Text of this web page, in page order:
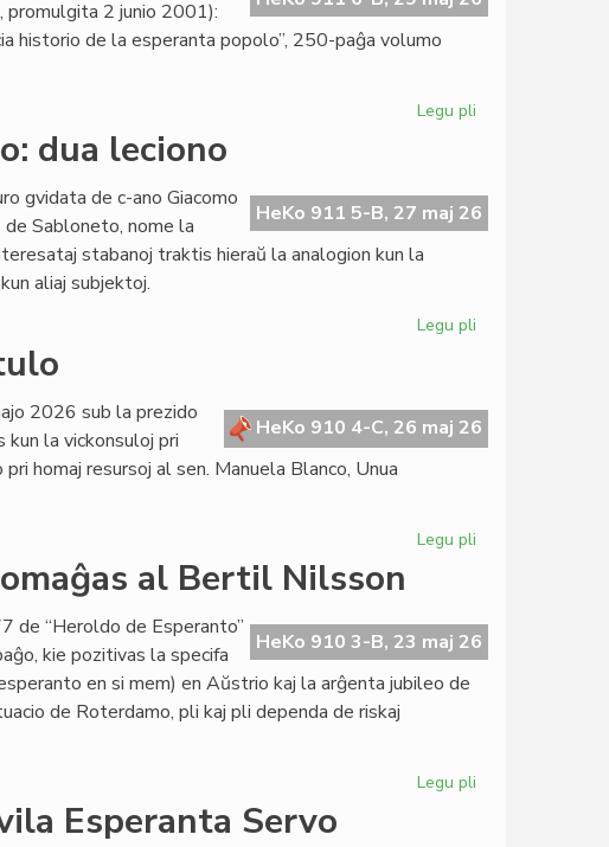
2 junio 2001):
historio de la esperanta popolo”, 250-paĝa volumo
Legu pli
de
la
dua leciono
HeKo 911 5-B, 27 maj 26
gvidata de c-ano Giacomo
Sabloneto, nome la
stabanoj traktis hieraŭ la analogion kun la
aliaj subjektoj.
Legu pli
juro:
dua
HeKo 910 4-C, 26 maj 26
2026 sub la prezido
la vickonsuloj pri
homaj resursoj al sen. Manuela Blanco, Unua
Legu pli
la
Kapitulo
al Bertil Nilsson
HeKo 910 3-B, 23 maj 26
de “Heroldo de Esperanto”
kie pozitivas la specifa
en si mem) en Aŭstrio kaj la arĝenta jubileo de
de Roterdamo, pli kaj pli dependa de riskaj
Legu pli
Esperanta Servo